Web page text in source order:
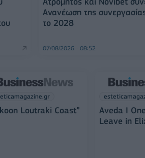
Ανανέωση της
το 2028
07/08/2026 - 08:52
Loutraki Coast”
Aveda I
Leave in